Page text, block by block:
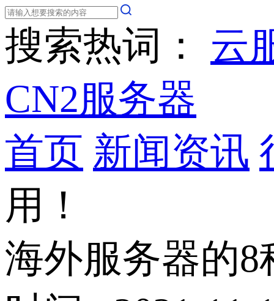
搜索热词： 云
CN2服务器
首页 新闻资讯
用！
海外服务器的